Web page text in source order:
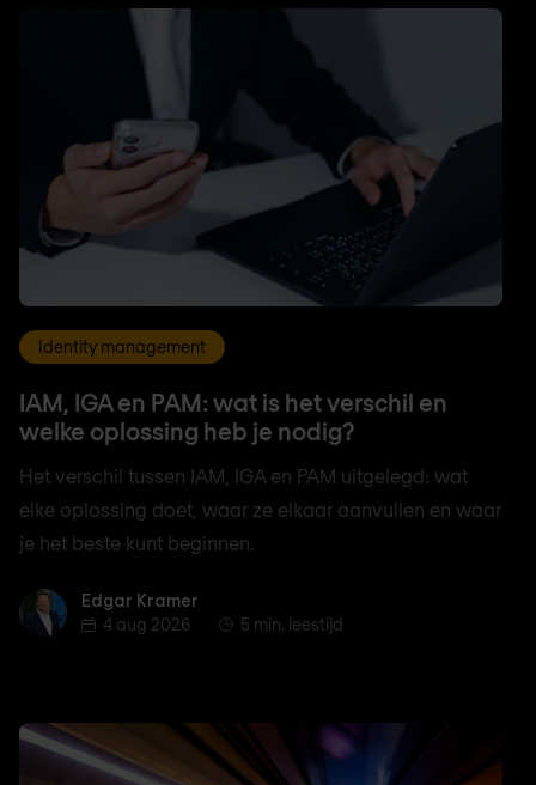
Identity management
IAM, IGA en PAM: wat is het verschil en
welke oplossing heb je nodig?
Het verschil tussen IAM, IGA en PAM uitgelegd: wat
elke oplossing doet, waar ze elkaar aanvullen en waar
je het beste kunt beginnen.
Edgar KramerEdgar Kramer
4 aug 2026
5 min. leestijd